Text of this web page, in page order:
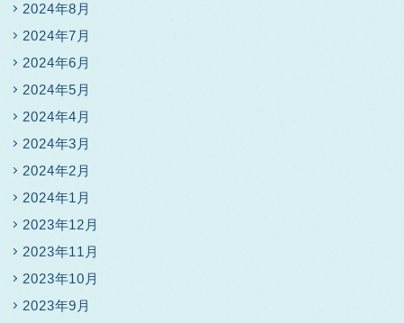
2024年8月
2024年7月
2024年6月
2024年5月
2024年4月
2024年3月
2024年2月
2024年1月
2023年12月
2023年11月
2023年10月
2023年9月